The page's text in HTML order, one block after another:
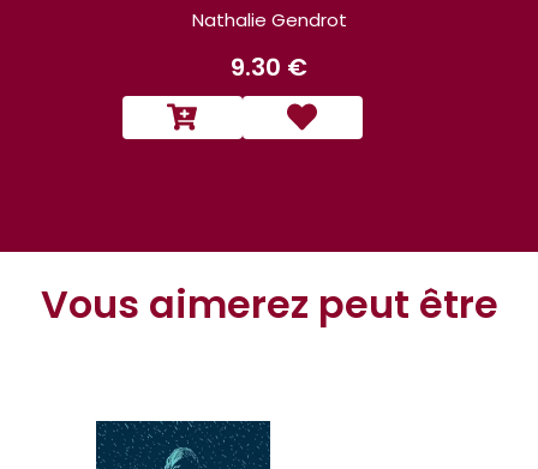
Nathalie Gendrot
9.30 €
Vous aimerez peut être